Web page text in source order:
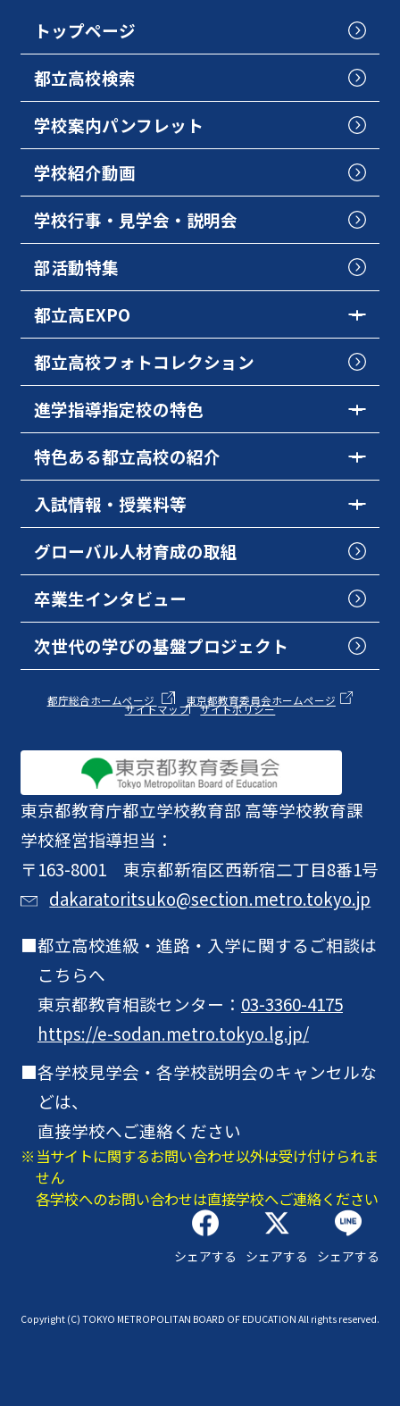
東京都教育庁都立学校教育部 高等学校教育課
学校経営指導担当：
〒163-8001 東京都新宿区西新宿二丁目8番1号
dakaratoritsuko@section.metro.tokyo.jp
都立高校進級・進路・入学に関するご相談は
こちらへ
東京都教育相談センター： 03-3360-4175
https://e-sodan.metro.tokyo.lg.jp/
各学校見学会・各学校説明会のキャンセルな
どは、
直接学校へご連絡ください
当サイトに関するお問い合わせ以外は受け付けられま
せん
各学校へのお問い合わせは直接学校へご連絡ください
シェアする シェアする シェアする
トップページ
都立高校検索
学校案内パンフレット
学校紹介動画
学校行事・見学会・説明会
部活動特集
都立高EXPO
都立高校フォトコレクション
進学指導指定校の特色
特色ある都立高校の紹介
入試情報・授業料等
グローバル人材育成の取組
卒業生インタビュー
次世代の学びの基盤プロジェクト
都庁総合ホームページ 東京都教育委員会ホームページ
サイトマップ サイトポリシー
Copyright (C) TOKYO METROPOLITAN BOARD OF EDUCATION All rights reserved.